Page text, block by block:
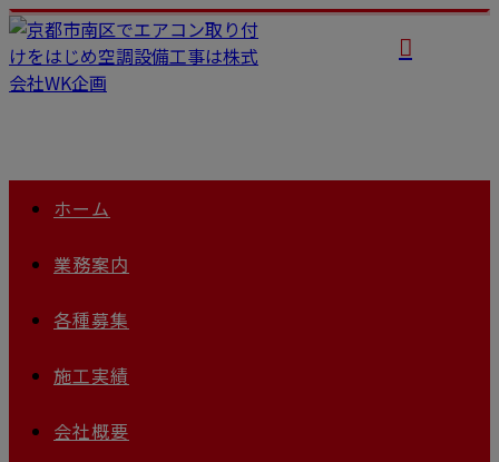
ホーム
業務案内
各種募集
施工実績
会社概要